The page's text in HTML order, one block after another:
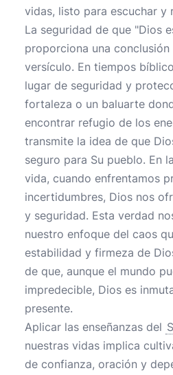
vidas, listo para escuchar y
La seguridad de que "Dios
proporciona una
versículo. En tiempos
lugar de seguridad y
fortaleza o un baluarte
encontrar refugio de los
transmite la idea de que
seguro para Su pueblo. En
vida, cuando enfrentamos
incertidumbres, Dios nos
y seguridad. Esta verdad
nuestro enfoque del caos
estabilidad y firmeza de
de que, aunque el mundo
impredecible, Dios es
presente.
Aplicar las enseñanzas del
nuestras vidas implica
de confianza, oración y